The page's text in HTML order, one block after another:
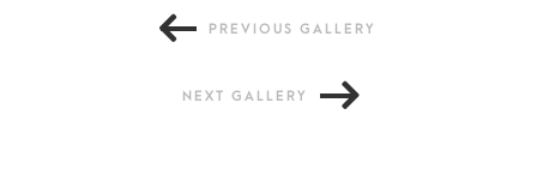
PREVIOUS GALLERY
NEXT GALLERY